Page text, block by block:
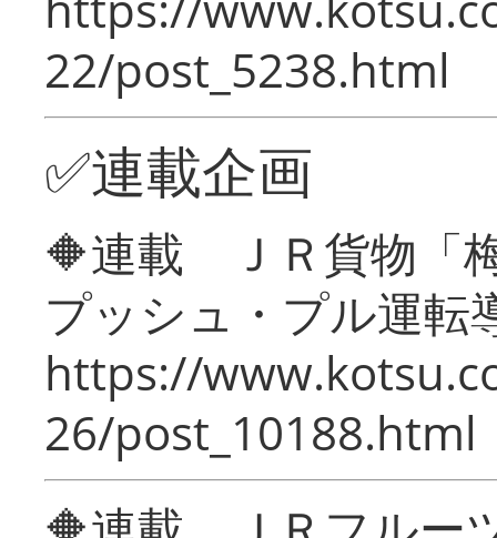
22/post_5238.html
✅連載企画
🔶連載 ＪＲ貨物「
プッシュ・プル運転
https://
26/post_10188.html